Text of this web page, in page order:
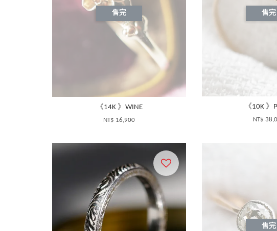
售完
《14K 》WINE
NT$ 16,900
售完
《10K 》
NT$
售完